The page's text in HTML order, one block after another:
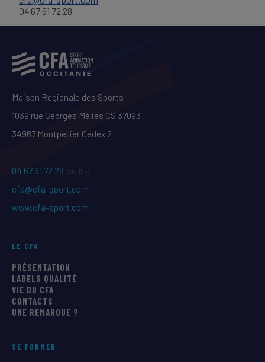
04 67 61 72 28
Maison Régionale des Sports
1039 rue Georges Méliès CS 37093
34967 Montpellier Cedex 2
04 67 61 72 28 (9h–13h)
cfa@cfa-sport.com
www.cfa-sport.com
LE CFA
PRÉSENTATION
LABELS QUALITÉ
VIE DU CFA
CONTACTS
UNE REMARQUE ?
SE FORMER